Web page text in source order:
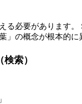
る必要があります。
」の概念が根本的に
索）